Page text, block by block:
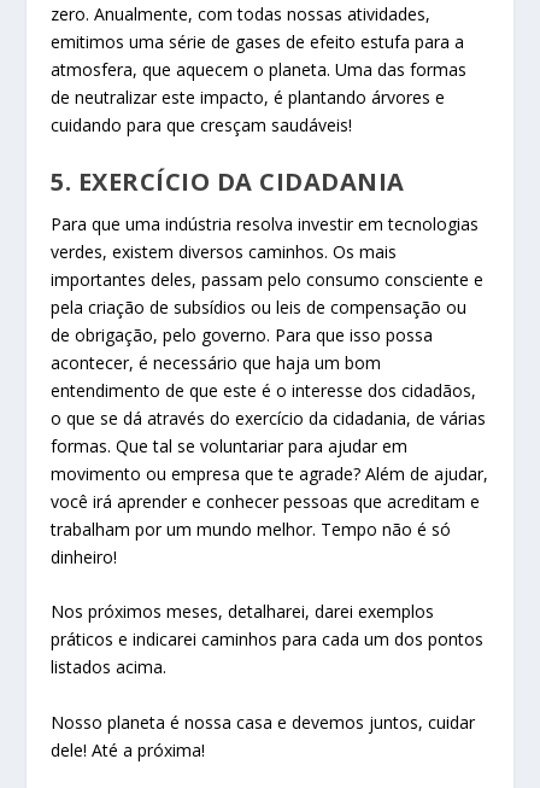
zero. Anualmente, com todas nossas atividades,
emitimos uma série de gases de efeito estufa para a
atmosfera, que aquecem o planeta. Uma das formas
de neutralizar este impacto, é plantando árvores e
cuidando para que cresçam saudáveis!
5. EXERCÍCIO DA CIDADANIA
Para que uma indústria resolva investir em tecnologias
verdes, existem diversos caminhos. Os mais
importantes deles, passam pelo consumo consciente e
pela criação de subsídios ou leis de compensação ou
de obrigação, pelo governo. Para que isso possa
acontecer, é necessário que haja um bom
entendimento de que este é o interesse dos cidadãos,
o que se dá através do exercício da cidadania, de várias
formas. Que tal se voluntariar para ajudar em
movimento ou empresa que te agrade? Além de ajudar,
você irá aprender e conhecer pessoas que acreditam e
trabalham por um mundo melhor. Tempo não é só
dinheiro!
Nos próximos meses, detalharei, darei exemplos
práticos e indicarei caminhos para cada um dos pontos
listados acima.
Nosso planeta é nossa casa e devemos juntos, cuidar
dele! Até a próxima!